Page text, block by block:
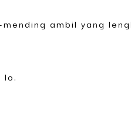
ambil yang
lo.